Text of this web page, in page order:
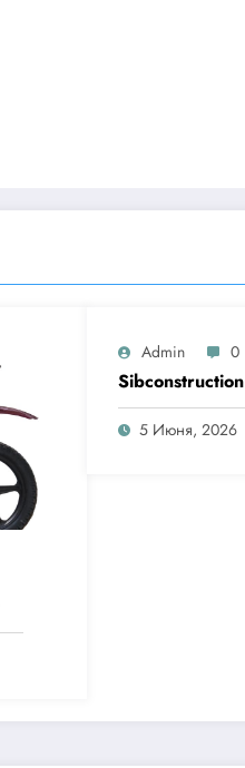
Admin 0
Sibconstruction
5 Июня, 2026